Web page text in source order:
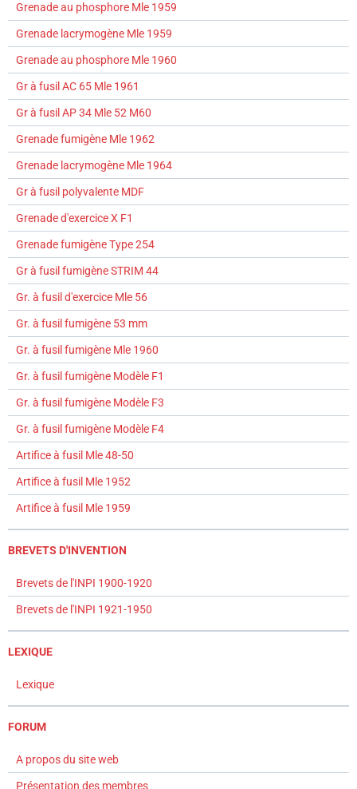
Grenade au phosphore Mle 1959
Grenade lacrymogène Mle 1959
Grenade au phosphore Mle 1960
Gr à fusil AC 65 Mle 1961
Gr à fusil AP 34 Mle 52 M60
Grenade fumigène Mle 1962
Grenade lacrymogène Mle 1964
Gr à fusil polyvalente MDF
Grenade d'exercice X F1
Grenade fumigène Type 254
Gr à fusil fumigène STRIM 44
Gr. à fusil d'exercice Mle 56
Gr. à fusil fumigène 53 mm
Gr. à fusil fumigène Mle 1960
Gr. à fusil fumigène Modèle F1
Gr. à fusil fumigène Modèle F3
Gr. à fusil fumigène Modèle F4
Artifice à fusil Mle 48-50
Artifice à fusil Mle 1952
Artifice à fusil Mle 1959
BREVETS D'INVENTION
Brevets de l'INPI 1900-1920
Brevets de l'INPI 1921-1950
LEXIQUE
Lexique
FORUM
A propos du site web
Présentation des membres